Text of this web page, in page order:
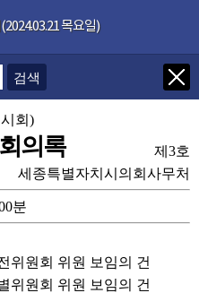
목요일)
회)
의록
제3호
세종특별자치시의회사무처
분
위원회 위원 보임의 건
위원회 위원 보임의 건